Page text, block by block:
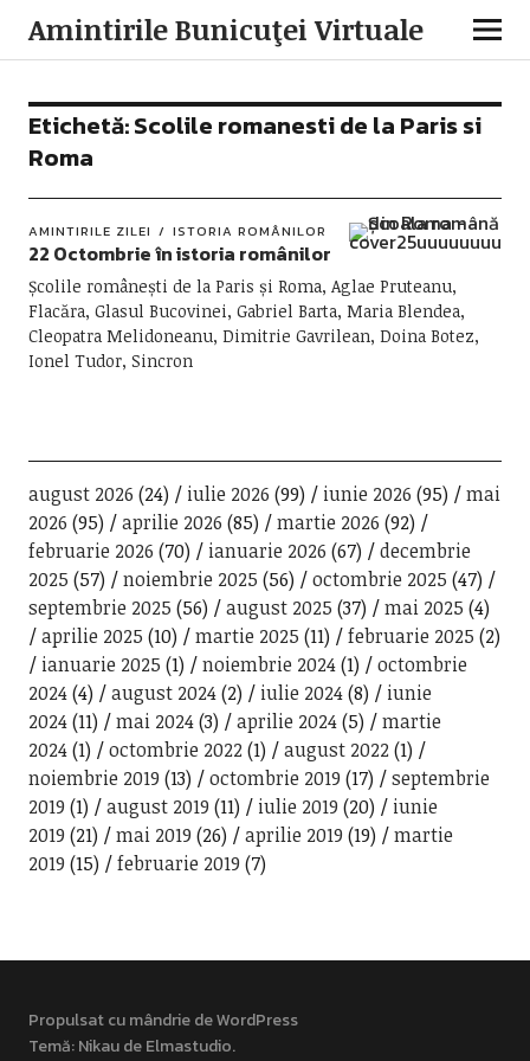
Amintirile Bunicuţei Virtuale
Etichetă:Scolile romanesti de la Paris si
Roma
AMINTIRILE ZILEI ISTORIA ROMÂNILOR
22 Octombrie în istoria românilor
Școlile românești de la Paris și Roma, Aglae Pruteanu,
Flacăra, Glasul Bucovinei, Gabriel Barta, Maria Blendea,
Cleopatra Melidoneanu, Dimitrie Gavrilean, Doina Botez,
Ionel Tudor, Sincron
august 2026 (24) iulie 2026 (99) iunie 2026 (95)
mai
2026 (95) aprilie 2026 (85) martie 2026 (92)
februarie 2026 (70) ianuarie 2026 (67)
decembrie
2025 (57) noiembrie 2025 (56) octombrie 2025 (47)
septembrie 2025 (56) august 2025 (37) mai 2025 (4)
aprilie 2025 (10) martie 2025 (11) februarie 2025 (2)
ianuarie 2025 (1) noiembrie 2024(1)
octombrie
2024(4) august 2024(2) iulie 2024(8)
iunie
2024(11) mai 2024(3) aprilie 2024(5)
martie
2024(1) octombrie 2022(1) august 2022(1)
noiembrie 2019 (13) octombrie 2019 (17)
septembrie
2019 (1) august 2019 (11) iulie 2019 (20)
iunie
2019 (21) mai 2019 (26) aprilie 2019 (19)
martie
2019 (15) februarie 2019 (7)
Propulsat cu mândrie de WordPress
Temă: Nikau deElmastudio.